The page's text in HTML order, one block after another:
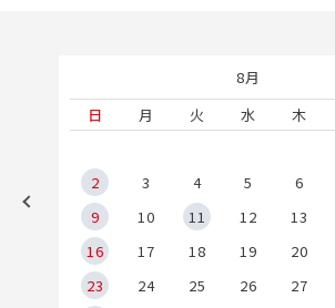
8月
日
月 火 水 木
2
3 4 5 6
9
10 11 12 13
16
17 18 19 20
23
24 25 26 27